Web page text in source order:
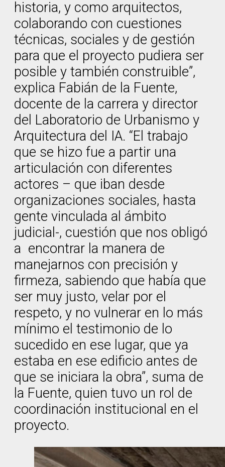
historia, y como arquitectos,
colaborando con cuestiones
técnicas, sociales y de gestión
para que el proyecto pudiera ser
posible y también construible”,
explica Fabián de la Fuente,
docente de la carrera y director
del Laboratorio de Urbanismo y
Arquitectura del IA. “El trabajo
que se hizo fue a partir una
articulación con diferentes
actores – que iban desde
organizaciones sociales, hasta
gente vinculada al ámbito
judicial-, cuestión que nos obligó
a encontrar la manera de
manejarnos con precisión y
firmeza, sabiendo que había que
ser muy justo, velar por el
respeto, y no vulnerar en lo más
mínimo el testimonio de lo
sucedido en ese lugar, que ya
estaba en ese edificio antes de
que se iniciara la obra”, suma de
la Fuente, quien tuvo un rol de
coordinación institucional en el
proyecto.